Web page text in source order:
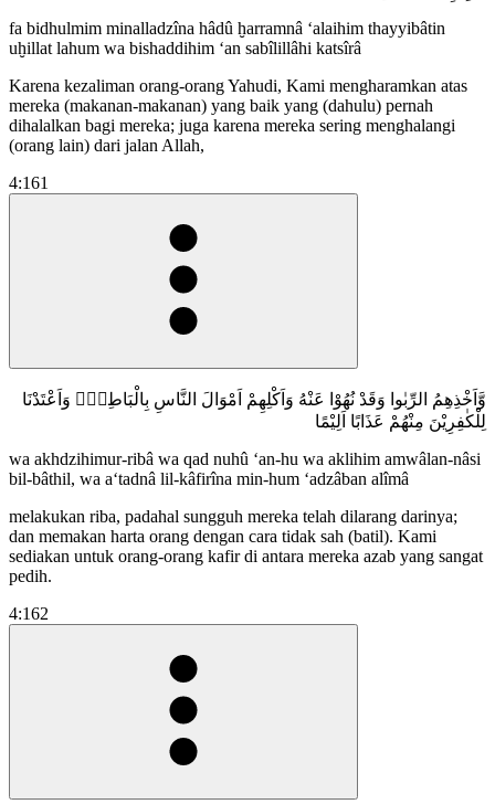
fa bidhulmim minalladzîna hâdû ḫarramnâ ‘alaihim thayyibâtin
uḫillat lahum wa bishaddihim ‘an sabîlillâhi katsîrâ
Karena kezaliman orang-orang Yahudi, Kami mengharamkan atas
mereka (makanan-makanan) yang baik yang (dahulu) pernah
dihalalkan bagi mereka; juga karena mereka sering menghalangi
(orang lain) dari jalan Allah,
4:161
وَّاَخْذِهِمُ الرِّبٰوا وَقَدْ نُهُوْا عَنْهُ وَاَكْلِهِمْ اَمْوَالَ النَّاسِ بِالْبَاطِلِۗ وَاَعْتَدْنَا
لِلْكٰفِرِيْنَ مِنْهُمْ عَذَابًا اَلِيْمًا
wa akhdzihimur-ribâ wa qad nuhû ‘an-hu wa aklihim amwâlan-nâsi
bil-bâthil, wa a‘tadnâ lil-kâfirîna min-hum ‘adzâban alîmâ
melakukan riba, padahal sungguh mereka telah dilarang darinya;
dan memakan harta orang dengan cara tidak sah (batil). Kami
sediakan untuk orang-orang kafir di antara mereka azab yang sangat
pedih.
4:162